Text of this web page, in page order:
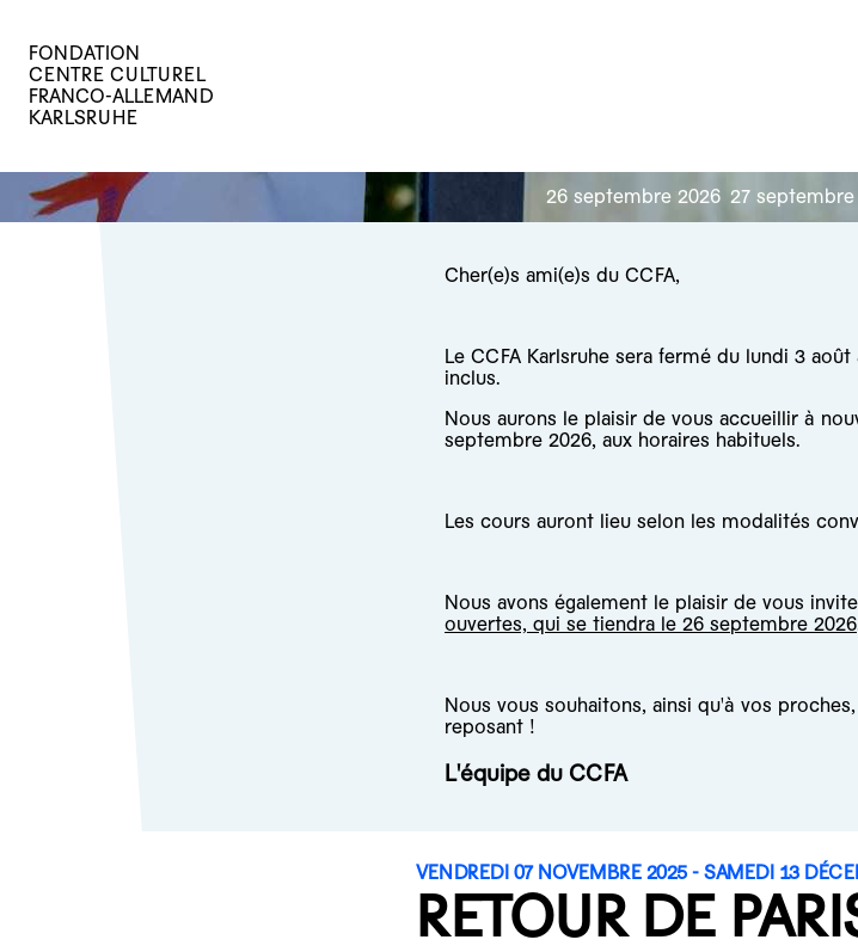
FONDATION
CENTRE CULTUREL
FRANCO-ALLEMAND
KARLSRUHE
26 septembre 2026 27 septembre
Cher(e)s ami(e)s du CCFA,
Le CCFA Karlsruhe sera fermé du lundi 3
inclus.
Nous aurons le plaisir de vous accueillir à
septembre 2026, aux horaires habituels.
Les cours auront lieu selon les modalités
Nous avons également le plaisir de vous
ouvertes, qui se tiendra le 26 septembre 2026
Nous vous souhaitons, ainsi qu'à vos
reposant !
L'équipe du CCFA
VENDREDI 07 NOVEMBRE 2025 - SAMEDI 13
RETOUR DE